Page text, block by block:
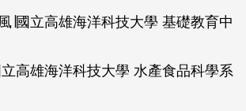
∣國立高雄海洋科技大學 基礎教育中
立高雄海洋科技大學 水產食品科學系